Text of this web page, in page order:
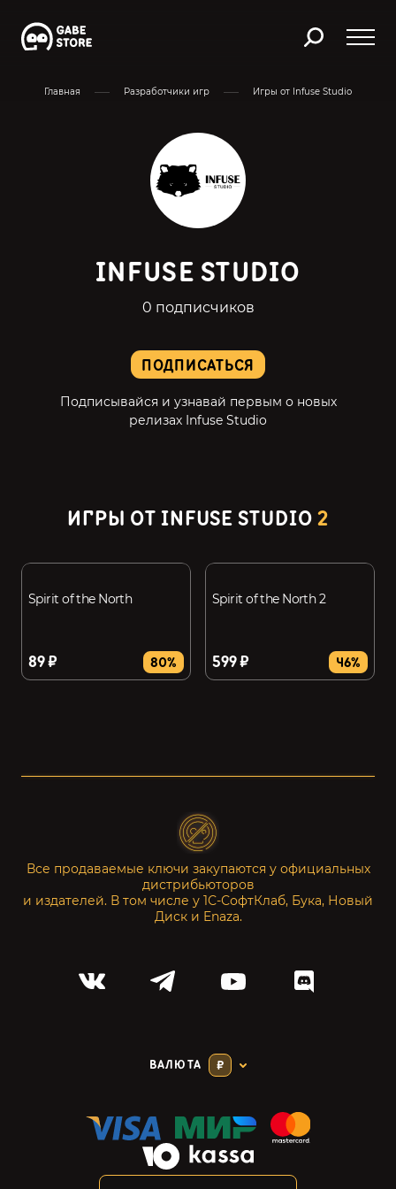
Главная Разработчики игр Игры от Infuse Studio
ПОДПИСАТЬСЯ
Подписывайся и узнавай первым о новых
релизах Infuse Studio
INFUSE STUDIO
0 подписчиков
ИГРЫ ОТ INFUSE STUDIO2
Spirit of the North
89 ₽ 80%
Spirit of the North 2
599 ₽ 46%
Все продаваемые ключи закупаются у официальных
дистрибьюторов
и издателей. В том числе у 1С-СофтКлаб, Бука, Новый
Диск и Enaza.
ВАЛЮТА ₽